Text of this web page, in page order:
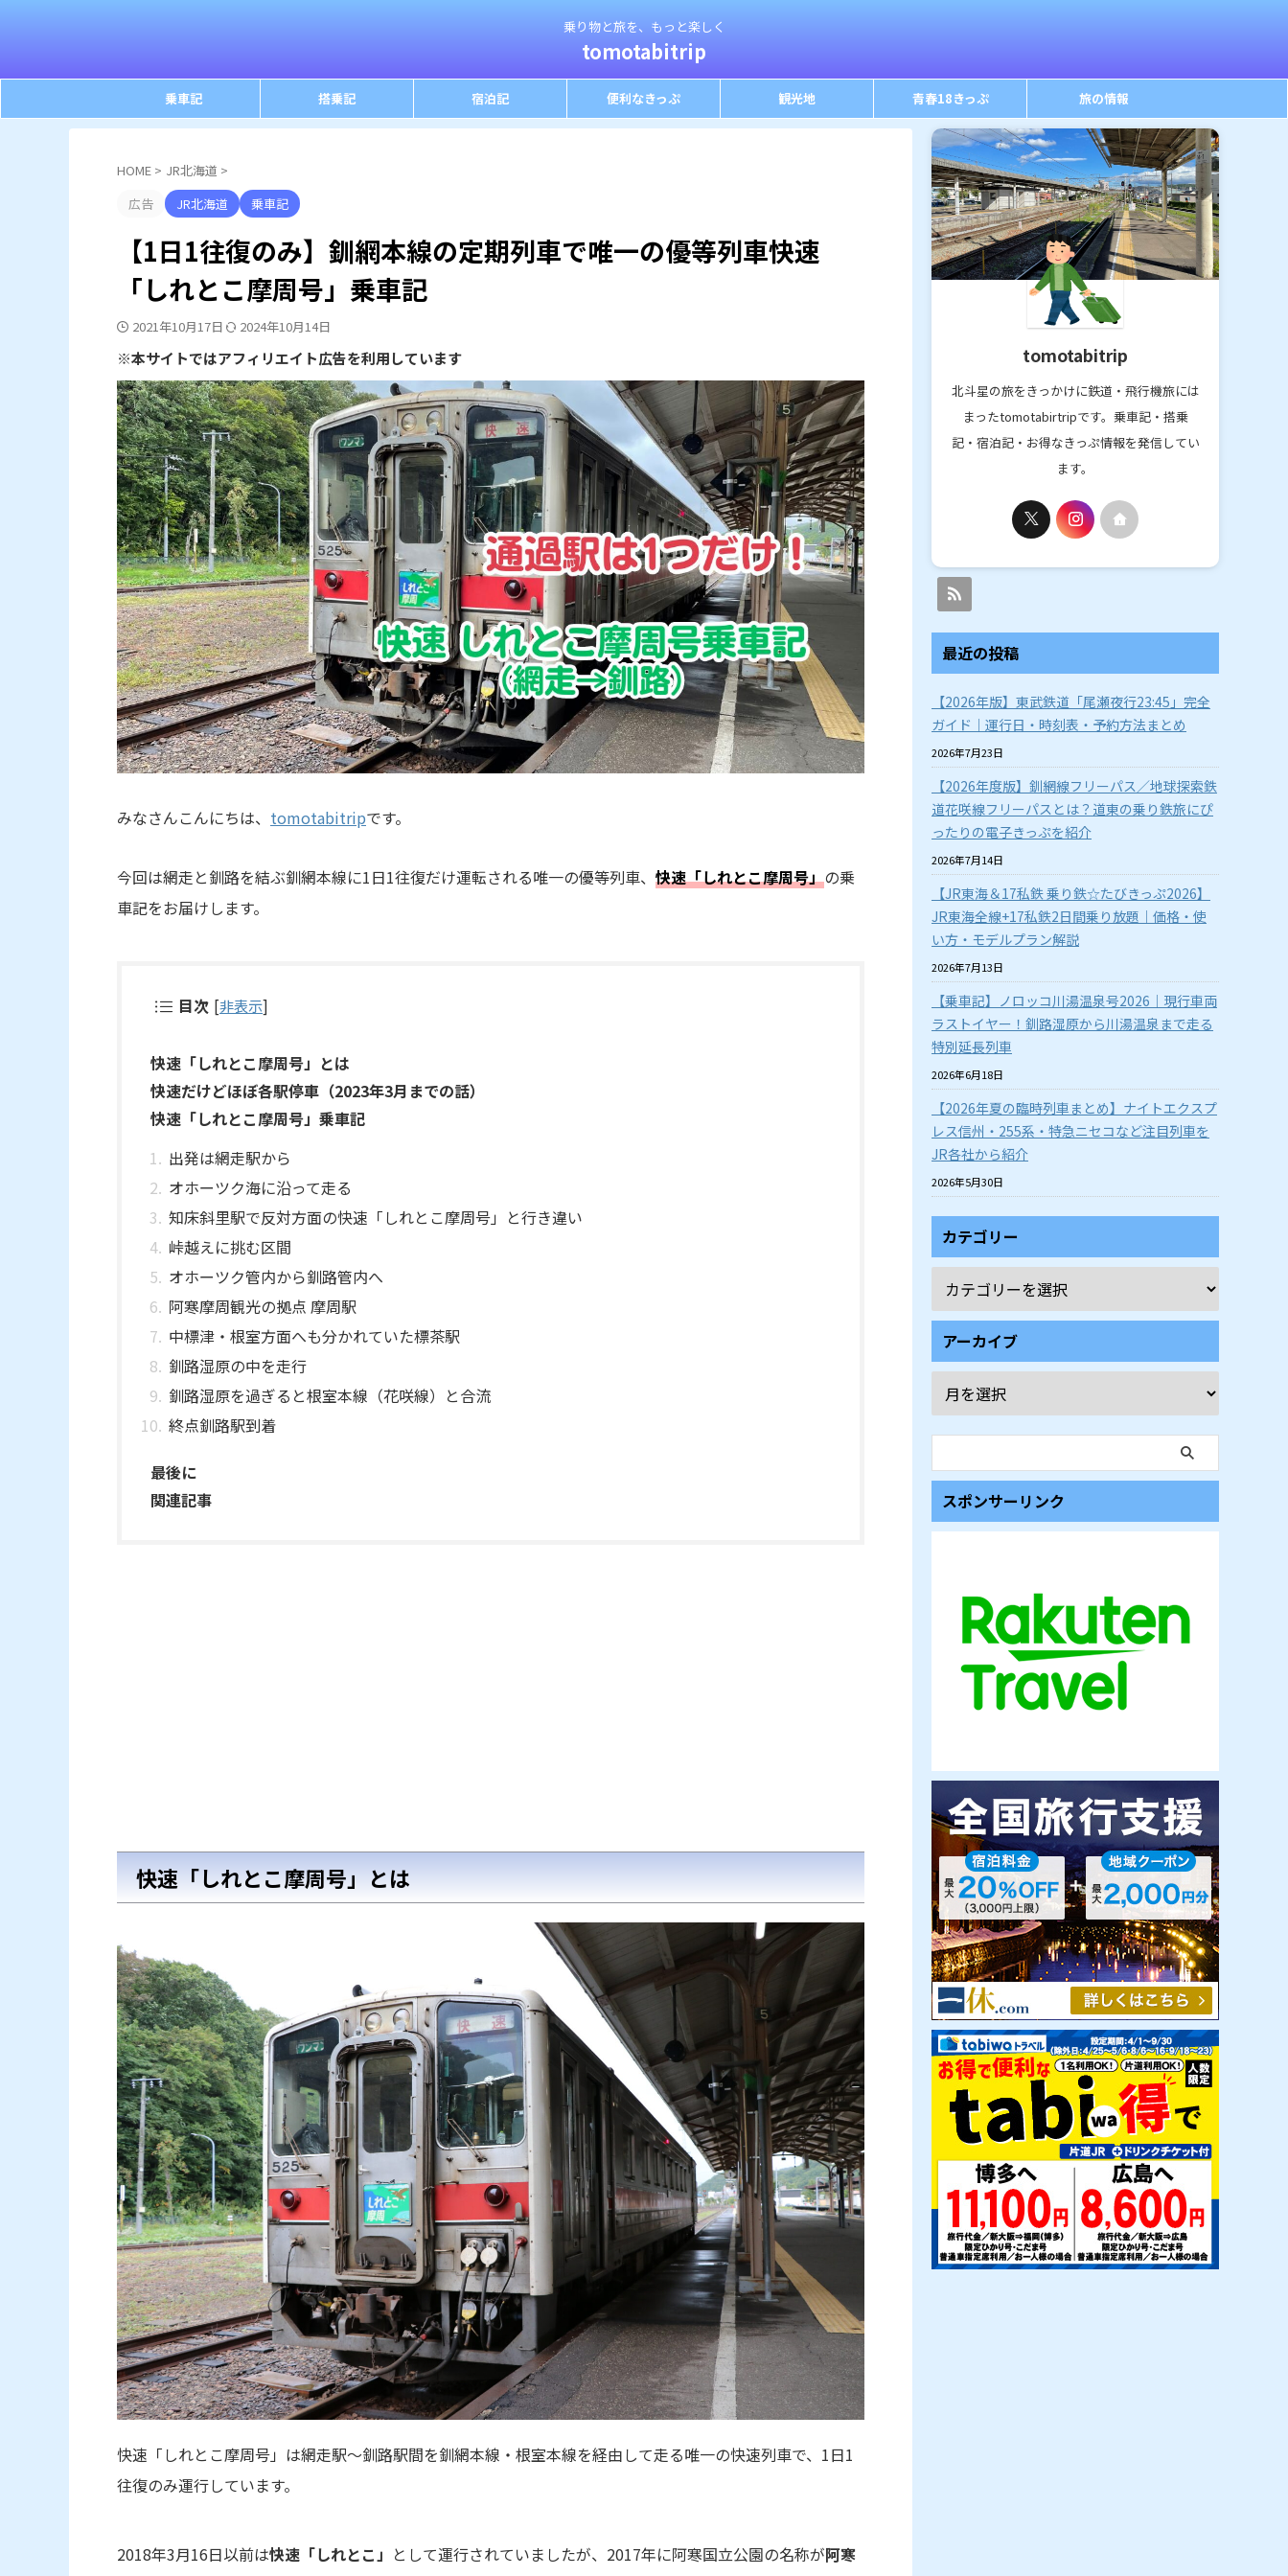
乗り物と旅を、もっと楽しく
tomotabitrip
乗車記 搭乗記 宿泊記 便利なきっぷ 観光地 青春18きっぷ 旅の情報
HOME > JR北海道 >
広告
JR北海道 乗車記
【1日1往復のみ】釧網本線の定期列車で唯一の優等列車快速
「しれとこ摩周号」乗車記
2021年10月17日 2024年10月14日
※本サイトではアフィリエイト広告を利用しています
みなさんこんにちは、 tomotabitripです。
今回は網走と釧路を結ぶ釧網本線に1日1往復だけ運転される唯一の優等列車、 快速「しれとこ摩周号」の乗
車記をお届けします。
目次 [非表示]
快速「しれとこ摩周号」とは
快速だけどほぼ各駅停車（2023年3月までの話）
快速「しれとこ摩周号」乗車記
出発は網走駅から
オホーツク海に沿って走る
知床斜里駅で反対方面の快速「しれとこ摩周号」と行き違い
峠越えに挑む区間
オホーツク管内から釧路管内へ
阿寒摩周観光の拠点 摩周駅
中標津・根室方面へも分かれていた標茶駅
釧路湿原の中を走行
釧路湿原を過ぎると根室本線（花咲線）と合流
終点釧路駅到着
最後に
関連記事
快速「しれとこ摩周号」とは
快速「しれとこ摩周号」は網走駅～釧路駅間を釧網本線・根室本線を経由して走る唯一の快速列車で、1日1
往復のみ運行しています。
2018年3月16日以前は快速「しれとこ」 として運行されていましたが、2017年に阿寒国立公園の名称が阿寒
tomotabitrip
北斗星の旅をきっかけに鉄道・飛行機旅には
まったtomotabirtripです。乗車記・搭乗
記・宿泊記・お得なきっぷ情報を発信してい
ます。
最近の投稿
【2026年版】東武鉄道「尾瀬夜行23:45」完全
ガイド｜運行日・時刻表・予約方法まとめ
2026年7月23日
【2026年度版】釧網線フリーパス／地球探索鉄
道花咲線フリーパスとは？道東の乗り鉄旅にぴ
ったりの電子きっぷを紹介
2026年7月14日
【JR東海＆17私鉄 乗り鉄☆たびきっぷ2026】
JR東海全線+17私鉄2日間乗り放題｜価格・使
い方・モデルプラン解説
2026年7月13日
【乗車記】ノロッコ川湯温泉号2026｜現行車両
ラストイヤー！釧路湿原から川湯温泉まで走る
特別延長列車
2026年6月18日
【2026年夏の臨時列車まとめ】ナイトエクスプ
レス信州・255系・特急ニセコなど注目列車を
JR各社から紹介
2026年5月30日
カテゴリー
アーカイブ
スポンサーリンク